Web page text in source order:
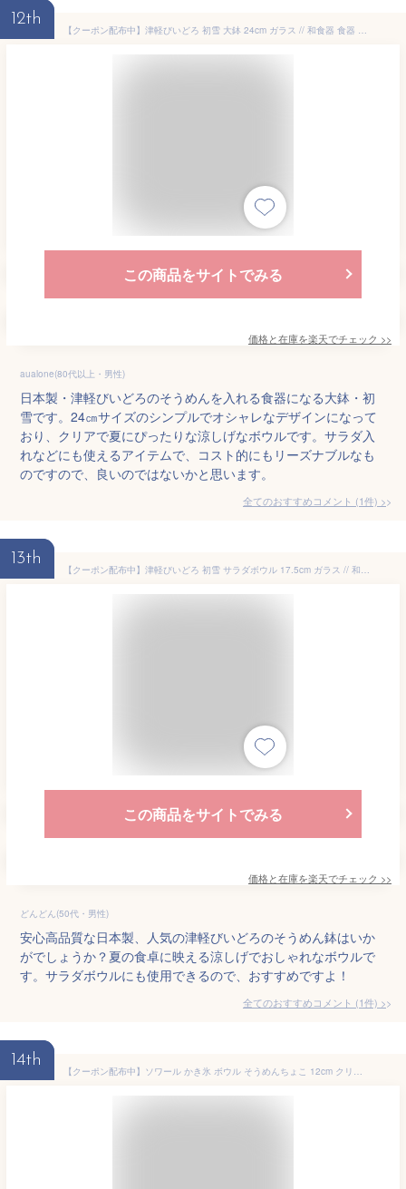
12th
【クーポン配布中】津軽びいどろ 初雪 大鉢 24cm ガラス // 和食器 食器 大鉢 麺鉢 盛鉢 ボウル サラダボウル ひやむぎ そうめん クリア カフェ食器 かわいい おしゃれ 買いまわり 日本製
この商品をサイトでみる
価格と在庫を楽天でチェック >>
aualone(80代以上・男性)
日本製・津軽びいどろのそうめんを入れる食器になる大鉢・初
雪です。24㎝サイズのシンプルでオシャレなデザインになって
おり、クリアで夏にぴったりな涼しげなボウルです。サラダ入
れなどにも使えるアイテムで、コスト的にもリーズナブルなも
のですので、良いのではないかと思います。
全てのおすすめコメント (1件) >
13th
【クーポン配布中】津軽びいどろ 初雪 サラダボウル 17.5cm ガラス // 和食器 食器 ガラス食器 中鉢 麺鉢 盛鉢 ボウル サラダボウル ひやむぎ そうめん 素麺鉢 かわいい おしゃれ 買いまわり ガラスボウル クリア カフェ食器 日本製
この商品をサイトでみる
価格と在庫を楽天でチェック >>
どんどん(50代・男性)
安心高品質な日本製、人気の津軽びいどろのそうめん鉢はいか
がでしょうか？夏の食卓に映える涼しげでおしゃれなボウルで
す。サラダボウルにも使用できるので、おすすめですよ！
全てのおすすめコメント (1件) >
14th
【クーポン配布中】ソワール かき氷 ボウル そうめんちょこ 12cm クリア ガラス お洒落 おしゃれ 可愛い かわいい ガラス製 うつわ 器 カフェ食器 カフェ風 ガラスカップ 容器 デザートボウル デザートカップ ガラス製食器 食器 ボウル 丸 丸鉢 夏 涼しげ アデリア 石塚硝子